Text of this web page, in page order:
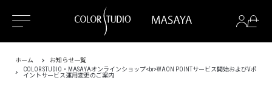
ホーム
お知らせ一覧
COLOR STUDIO・MASAYAオンラインショップ<br>WAON POINTサービス開始およびVポ
イントサービス運用変更のご案内